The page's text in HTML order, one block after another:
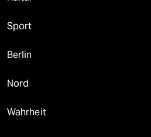
Sport
Berlin
Nord
Wahrheit